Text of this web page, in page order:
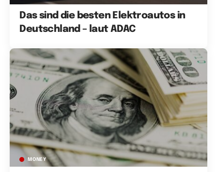
Das sind die besten Elektroautos in
Deutschland – laut ADAC
MONEY